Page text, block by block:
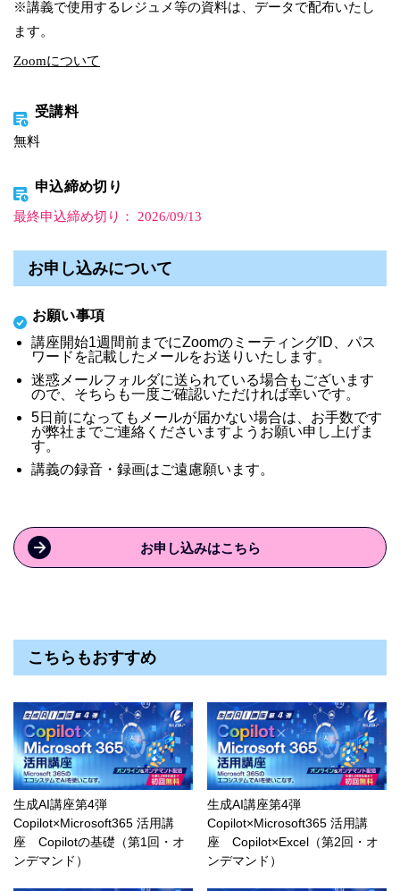
※講義で使用するレジュメ等の資料は、データで配布いたし
ます。
Zoomについて
受講料
無料
申込締め切り
最終申込締め切り： 2026/09/13
お申し込みについて
お願い事項
講座開始1週間前までにZoomのミーティングID、パス
ワードを記載したメールをお送りいたします。
迷惑メールフォルダに送られている場合もございます
ので、そちらも一度ご確認いただければ幸いです。
5日前になってもメールが届かない場合は、お手数です
が弊社までご連絡くださいますようお願い申し上げま
す。
講義の録音・録画はご遠慮願います。
お申し込みはこちら
こちらもおすすめ
生成AI講座第4弾
Copilot×Microsoft365 活用講
座 Copilotの基礎（第1回・オ
ンデマンド）
生成AI講座第4弾
Copilot×Microsoft365 活用講
座 Copilot×Excel（第2回・オ
ンデマンド）